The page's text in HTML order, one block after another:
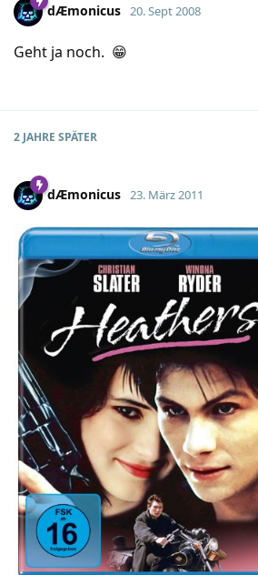
dÆmonicus 20. Sept 2008
Geht ja noch. 😁
2 JAHRE SPÄTER
dÆmonicus 23. März 2011